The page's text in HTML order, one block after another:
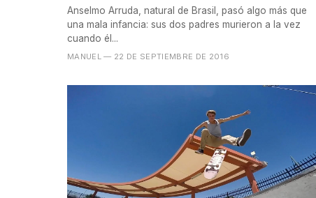
Anselmo Arruda, natural de Brasil, pasó algo más que
una mala infancia: sus dos padres murieron a la vez
cuando él...
MANUEL — 22 DE SEPTIEMBRE DE 2016